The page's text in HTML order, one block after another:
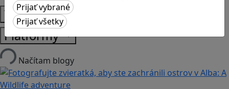
Témy
Platformy
Načítam blogy